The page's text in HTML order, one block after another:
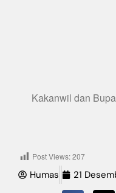
Kakanwil dan
Post Views:207
Humas 21